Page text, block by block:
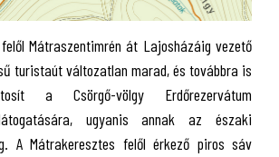
Mátraszentimrén át Lajosházáig vezető
turistaút változatlan marad, és továbbra is
a Csörgő-völgy Erdőrezervátum
ugyanis annak az északi
A Mátrakeresztes felől érkező piros sáv